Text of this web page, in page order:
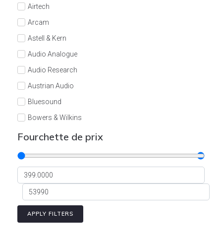
Airtech
Arcam
Astell & Kern
Audio Analogue
Audio Research
Austrian Audio
Bluesound
Bowers & Wilkins
Burson
Dali
Degritter
Denon
Fourchette de prix
APPLY FILTERS